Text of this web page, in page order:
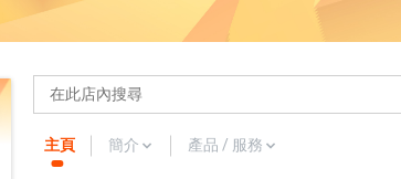
主頁 簡介 產品 / 服務